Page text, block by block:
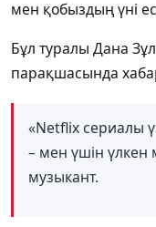
мен қобыздың үні
Бұл туралы Дана
парақшасында
«Netflix сериалы
– мен үшін үлкен
музыкант.